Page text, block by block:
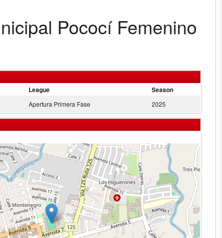
Pococí Femenino
League Season
Apertura Primera Fase 2025